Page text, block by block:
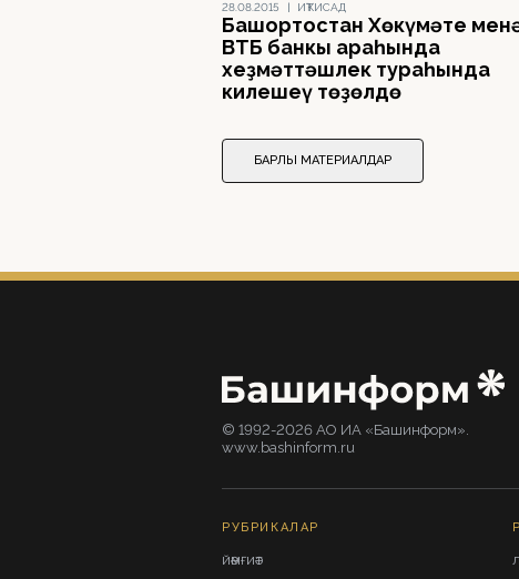
28.08.2015 | ИҠТИСАД
Башҡортостан Хөкүмәте
ВТБ банкы араһында
хеҙмәттәшлек тураһында
килешеү төҙөлдө
БАРЛЫҠ МАТЕРИАЛДАР
© 1992-2026 АО ИА «Башинформ».
www.bashinform.ru
РУБРИКАЛАР
ЙӘМҒИӘТ